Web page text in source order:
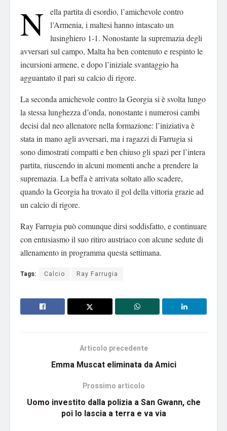
N
ella partita di esordio, l’amichevole contro
l’Armenia, i maltesi hanno intascato un
lusinghiero 1-1. Nonostante la supremazia degli
avversari sul campo, Malta ha ben contenuto e respinto le
incursioni armene, e dopo l’iniziale svantaggio ha
agguantato il pari su calcio di rigore.
La seconda amichevole contro la Georgia si èsvolta lungo
la stessa lunghezza d’onda, nonostante i numerosi cambi
decisi dal neo allenatore nella formazione: l’iniziativa è
stata in mano agli avversari, ma i ragazzi di Farrugia si
sono dimostrati compatti e ben chiuso gli spazi per l’intera
partita, riuscendo in alcuni momenti anche a prendere la
supremazia. La beffa èarrivata soltato allo scadere,
quando la Georgia ha trovato il gol della vittoria grazie ad
un calcio di rigore.
Ray Farrugia puòcomunque dirsi soddisfatto, e continuare
con entusiasmo il suo ritiro austriaco con alcune sedute di
allenamento in programma questa settimana.
Tags: Calcio Ray Farrugia
Articolo precedente
Emma Muscat eliminata da Amici
Prossimo articolo
Uomo investito dalla polizia a San Gwann, che
poi lo lascia a terra e va via